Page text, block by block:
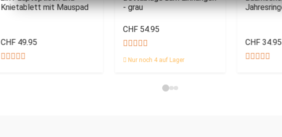
Knietablett mit Mauspad
CHF 49.95
- grau
CHF 54.95
Nur noch 4 auf Lager
CHF 34.95